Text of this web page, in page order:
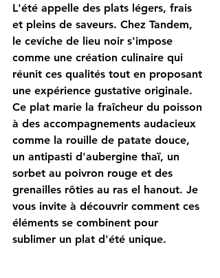
L'été appelle des plats légers, frais
et pleins de saveurs. Chez Tandem,
le ceviche de lieu noir s'impose
comme une création culinaire qui
réunit ces qualités tout en proposant
une expérience gustative originale.
Ce plat marie la fraîcheur du poisson
à des accompagnements audacieux
comme la rouille de patate douce,
un antipasti d'aubergine thaï, un
sorbet au poivron rouge et des
grenailles rôties au ras el hanout. Je
vous invite à découvrir comment ces
éléments se combinent pour
sublimer un plat d'été unique.